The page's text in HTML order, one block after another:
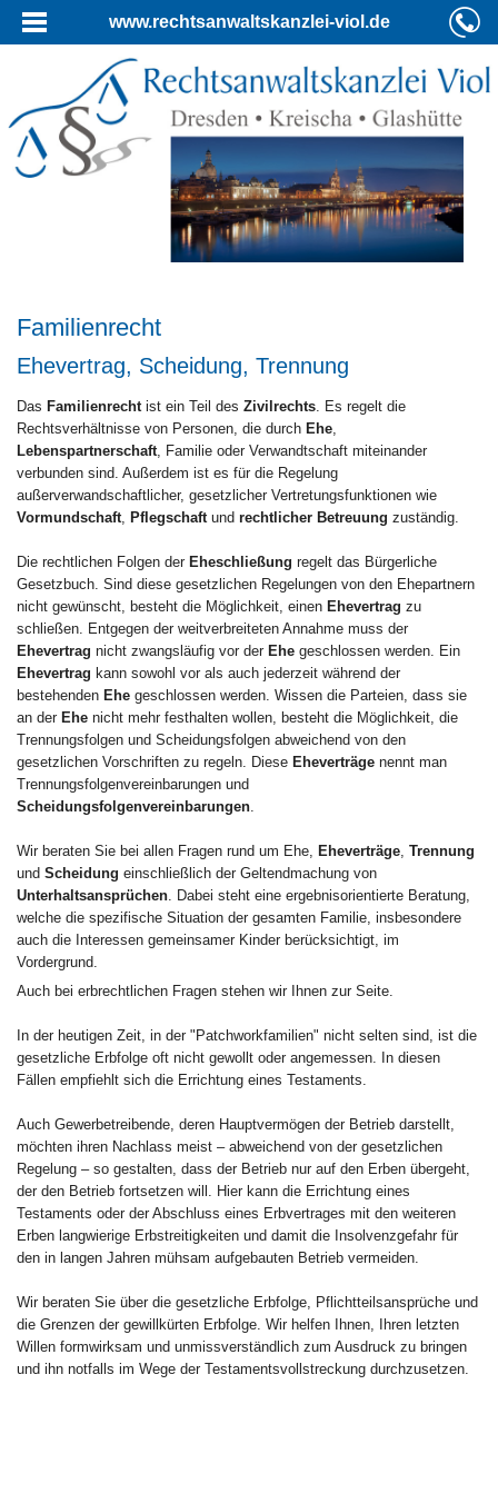
www.rechtsanwaltskanzlei-viol.de
Familienrecht
Ehevertrag, Scheidung, Trennung
Das Familienrecht ist ein Teil des Zivilrechts . Es regelt die
Rechtsverhältnisse von Personen, die durch Ehe
Lebenspartnerschaft , Familie oder Verwandtschaft miteinander
verbunden sind. Außerdem ist es für die Regelung
außerverwandschaftlicher, gesetzlicher Vertretungsfunktionen wie
Vormundschaft Pflegschaft und rechtlicher Betreuung zuständig.
Die rechtlichen Folgen der Eheschließung regelt das Bürgerliche
Gesetzbuch. Sind diese gesetzlichen Regelungen von den Ehepartnern
nicht gewünscht, besteht die Möglichkeit, einen Ehevertrag zu
schließen. Entgegen der weitverbreiteten Annahme muss der
Ehevertrag nicht zwangsläufig vor der Ehe geschlossen werden. Ein
Ehevertrag kann sowohl vor als auch jederzeit während der
bestehenden Ehe geschlossen werden. Wissen die Parteien, dass sie
an der Ehe nicht mehr festhalten wollen, besteht die Möglichkeit, die
Trennungsfolgen und Scheidungsfolgen abweichend von den
gesetzlichen Vorschriften zu regeln. Diese Eheverträge nennt man
Trennungsfolgenvereinbarungen und
Scheidungsfolgenvereinbarungen
Wir beraten Sie bei allen Fragen rund um Ehe, Eheverträge Trennung
und Scheidung einschließlich der Geltendmachung von
Unterhaltsansprüchen . Dabei steht eine ergebnisorientierte Beratung,
welche die spezifische Situation der gesamten Familie, insbesondere
auch die Interessen gemeinsamer Kinder berücksichtigt, im
Vordergrund.
Auch bei erbrechtlichen Fragen stehen wir Ihnen zur Seite.
In der heutigen Zeit, in der "Patchworkfamilien" nicht selten sind, ist die
gesetzliche Erbfolge oft nicht gewollt oder angemessen. In diesen
Fällen empfiehlt sich die Errichtung eines Testaments.
Auch Gewerbetreibende, deren Hauptvermögen der Betrieb darstellt,
möchten ihren Nachlass meist – abweichend von der gesetzlichen
Regelung – so gestalten, dass der Betrieb nur auf den Erben übergeht,
der den Betrieb fortsetzen will. Hier kann die Errichtung eines
Testaments oder der Abschluss eines Erbvertrages mit den weiteren
Erben langwierige Erbstreitigkeiten und damit die Insolvenzgefahr für
den in langen Jahren mühsam aufgebauten Betrieb vermeiden.
Wir beraten Sie über die gesetzliche Erbfolge, Pflichtteilsansprüche und
die Grenzen der gewillkürten Erbfolge. Wir helfen Ihnen, Ihren letzten
Willen formwirksam und unmissverständlich zum Ausdruck zu bringen
und ihn notfalls im Wege der Testamentsvollstreckung durchzusetzen.